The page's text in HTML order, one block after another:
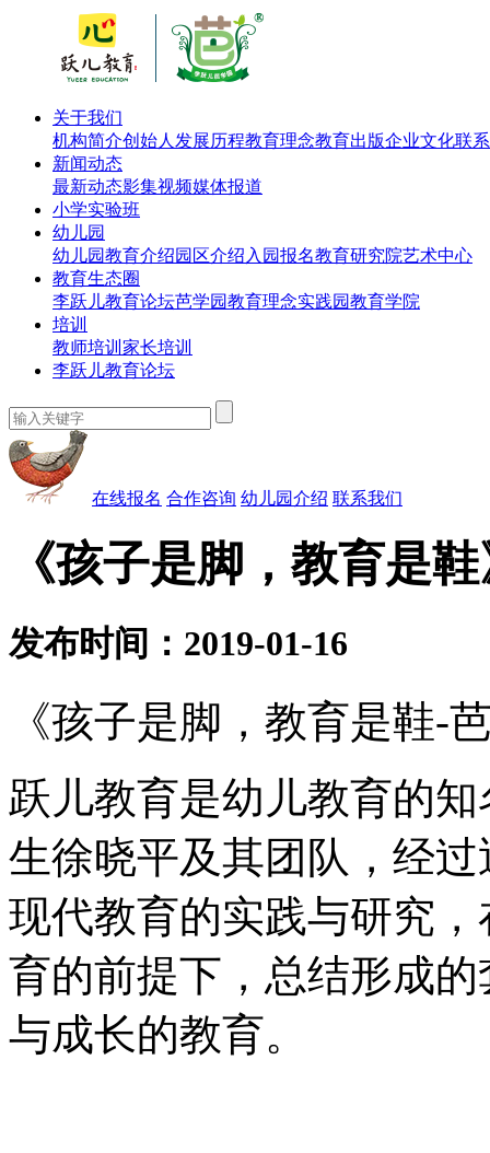
关于我们
机构简介创始人 发展历程教育理念教育出版企业文化联
新闻动态
最新动态影集视频媒体报道
小学实验班
幼儿园
幼儿园教育介绍园区介绍 入园报名教育研究院艺术中心
教育生态圈
李跃儿教育论坛芭学园教育理念实践园教育学院
培训
教师培训 家长培训
李跃儿教育论坛
在线报名 合作咨询 幼儿园介绍 联系我们
《孩子是脚，教育是
发布时间：2019-01-16
《孩子是脚，教育是鞋-
跃儿教育是幼儿教育的
生徐晓平及其团队，经
现代教育的实践与研究
育的前提下，总结形成
与成长的教育。